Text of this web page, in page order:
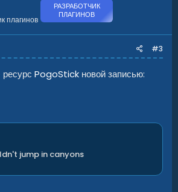
плагинов
РАЗРАБОТЧИК
ПЛАГИНОВ
#3
PogoStick новой записью:
jump in canyons